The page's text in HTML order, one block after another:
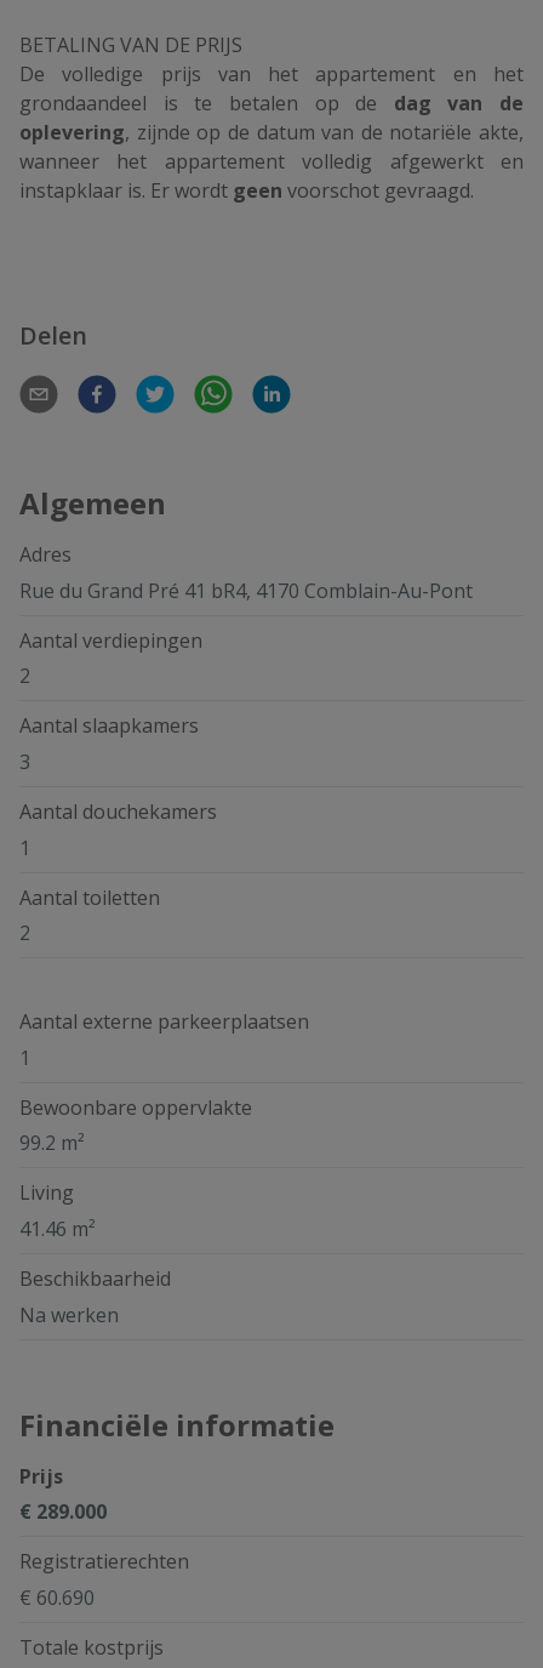
BETALING VAN DE PRIJS
De volledige prijs van het appartement en het
grondaandeel is te betalen op de dag van de
oplevering, zijnde op de datum van de notariële akte,
wanneer het appartement volledig afgewerkt en
instapklaar is. Er wordt geen voorschot gevraagd.
Delen
Algemeen
Adres
Rue du Grand Pré 41 bR4, 4170 Comblain-Au-Pont
Aantal verdiepingen
2
Aantal slaapkamers
3
Aantal douchekamers
1
Aantal toiletten
2
Aantal externe parkeerplaatsen
1
Bewoonbare oppervlakte
99.2 m²
Living
41.46 m²
Beschikbaarheid
Na werken
Financiële informatie
Prijs
€ 289.000
Registratierechten
€ 60.690
Totale kostprijs